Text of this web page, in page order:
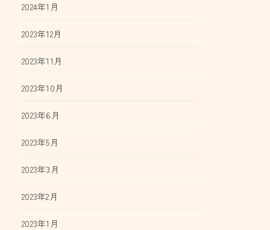
2024年1月
2023年12月
2023年11月
2023年10月
2023年6月
2023年5月
2023年3月
2023年2月
2023年1月